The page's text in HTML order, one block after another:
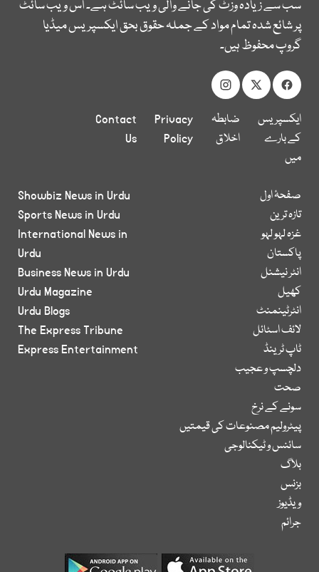
سب سے زیادہ وزٹ کی جانے والی ویب سائٹ ہے۔ اس ویب سائٹ
پر شائع شدہ تمام مواد کے جملہ حقوق بحق ایکسپریس میڈیا
گروپ محفوظ ہیں۔
ایکسپریس
کے بارے
میں
ضابطہ
اخلاق
Privacy
Policy
Contact
Us
صفحۂ اول
تازہ ترین
غزہ لہو لہو
پاکستان
انٹر نیشنل
کھیل
انٹرٹینمنٹ
لائف اسٹائل
ٹاپ ٹرینڈ
دلچسپ و عجیب
صحت
سونے کے نرخ
پیٹرولیم مصنوعات کی قیمتیں
سائنس و ٹیکنالوجی
بلاگ
بزنس
ویڈیوز
جرائم
Showbiz News in Urdu
Sports News in Urdu
International News in
Urdu
Business News in Urdu
Urdu Magazine
Urdu Blogs
The Express Tribune
Express Entertainment